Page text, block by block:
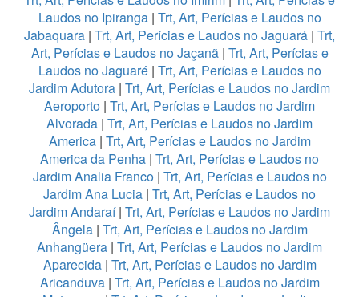
Laudos no Ipiranga| Trt, Art, Perícias e Laudos no
Jabaquara | Trt, Art, Perícias e Laudos no Jaguará | Trt,
Art, Perícias e Laudos no Jaçanã| Trt, Art, Perícias e
Laudos no Jaguaré| Trt, Art, Perícias e Laudos no
Jardim Adutora | Trt, Art, Perícias e Laudos no Jardim
Aeroporto | Trt, Art, Perícias e Laudos no Jardim
Alvorada | Trt, Art, Perícias e Laudos no Jardim
America| Trt, Art, Perícias e Laudos no Jardim
America da Penha | Trt, Art, Perícias e Laudos no
Jardim Analia Franco| Trt, Art, Perícias e Laudos no
Jardim Ana Lucia | Trt, Art, Perícias e Laudos no
Jardim Andaraí| Trt, Art, Perícias e Laudos no Jardim
Ângela| Trt, Art, Perícias e Laudos no Jardim
Anhangüera | Trt, Art, Perícias e Laudos no Jardim
Aparecida| Trt, Art, Perícias e Laudos no Jardim
Aricanduva| Trt, Art, Perícias e Laudos no Jardim